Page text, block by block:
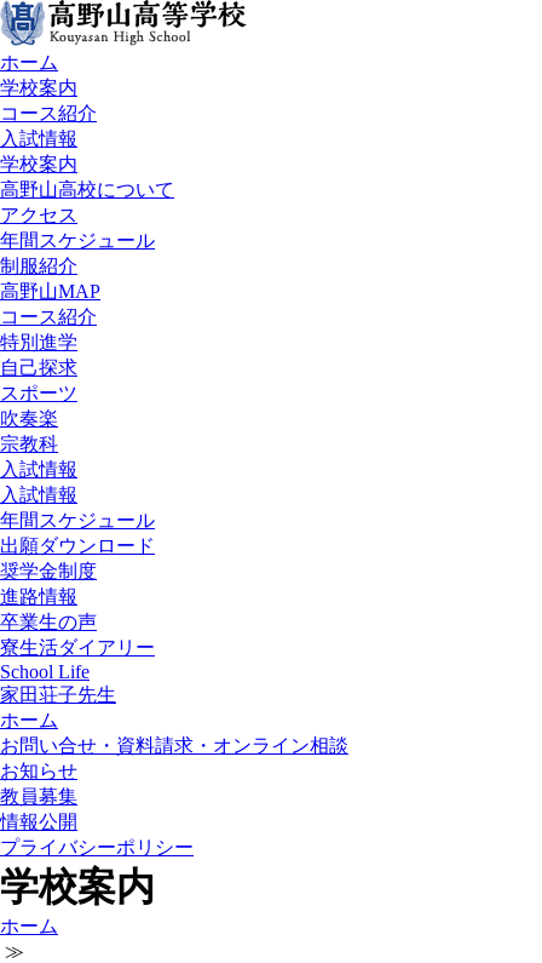
ホーム
学校案内
コース紹介
入試情報
学校案内
高野山高校について
アクセス
年間スケジュール
制服紹介
高野山MAP
コース紹介
特別進学
自己探求
スポーツ
吹奏楽
宗教科
入試情報
入試情報
年間スケジュール
出願ダウンロード
奨学金制度
進路情報
卒業生の声
寮生活ダイアリー
School Life
家田荘子先生
ホーム
お問い合せ・資料請求・オンライン相談
お知らせ
教員募集
情報公開
プライバシーポリシー
学校案内
ホーム
≫